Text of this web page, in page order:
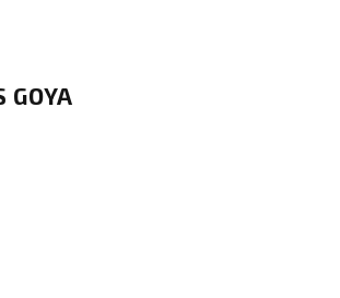
GOYA